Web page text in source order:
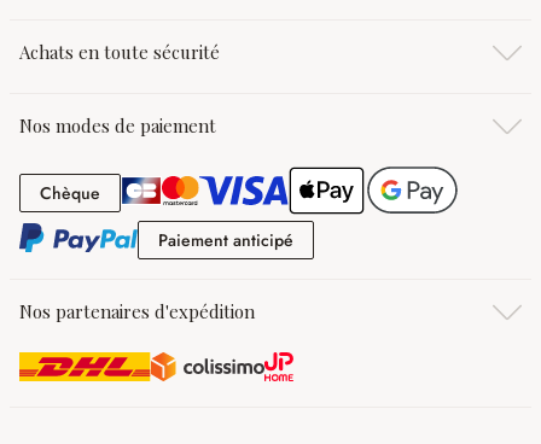
Achats en toute sécurité
Nos modes de paiement
Chèque Chèque
Paiement anticipé
Nos partenaires d'expédition